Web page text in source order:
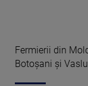
Fermierii din
Botoșani și